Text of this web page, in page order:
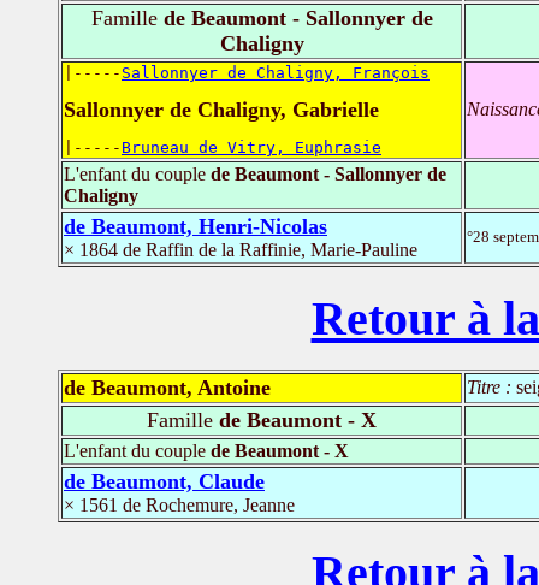
Famillede Beaumont - Sallonnyer de
Chaligny
|----- Sallonnyer de Chaligny, François
Sallonnyer de Chaligny, Gabrielle
|----- Bruneau de Vitry, Euphrasie
L'enfant du couple de Beaumont - Sallonnyer de
Chaligny
de Beaumont, Henri-Nicolas
× 1864 de Raffin de la Raffinie, Marie-Pauline
°28
Retour à
de Beaumont, Antoine Titre :
Famille de Beaumont - X
L'enfant du couple de Beaumont - X
de Beaumont, Claude
× 1561 de Rochemure, Jeanne
Retour à